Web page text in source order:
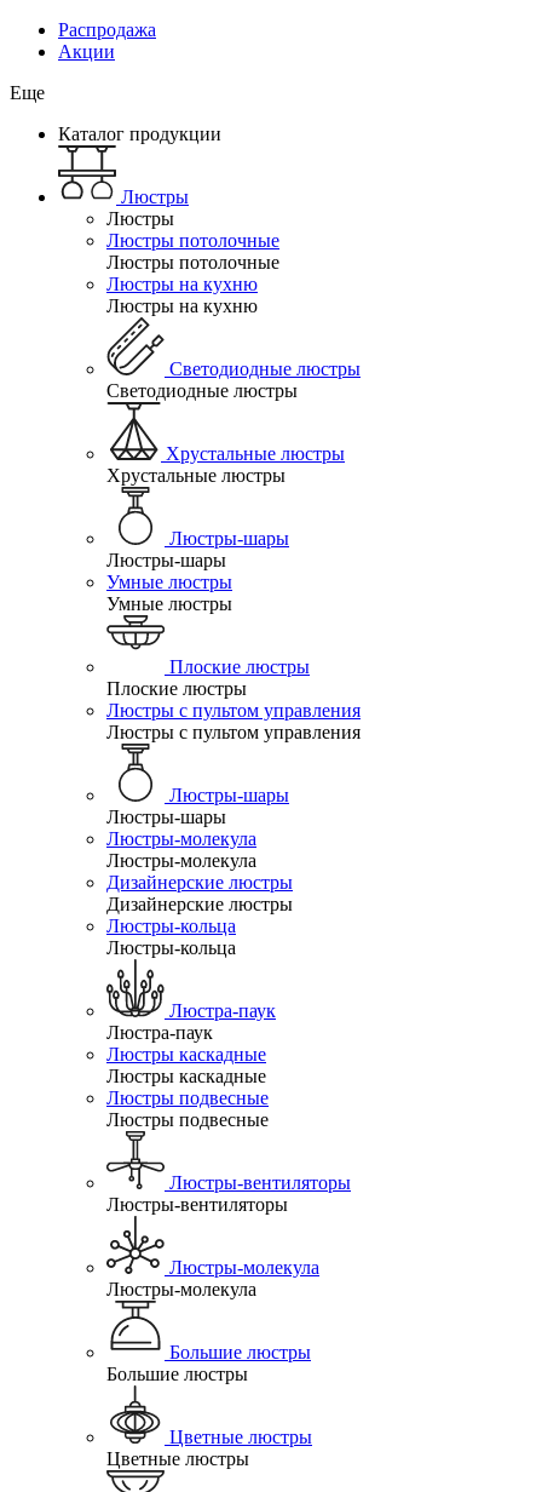
Распродажа
Акции
Еще
Каталог продукции
Люстры
Люстры
Люстры потолочные
Люстры потолочные
Люстры на кухню
Люстры на кухню
Светодиодные люстры
Светодиодные люстры
Хрустальные люстры
Хрустальные люстры
Люстры-шары
Люстры-шары
Умные люстры
Умные люстры
Плоские люстры
Плоские люстры
Люстры с пультом управления
Люстры с пультом управления
Люстры-шары
Люстры-шары
Люстры-молекула
Люстры-молекула
Дизайнерские люстры
Дизайнерские люстры
Люстры-кольца
Люстры-кольца
Люстра-паук
Люстра-паук
Люстры каскадные
Люстры каскадные
Люстры подвесные
Люстры подвесные
Люстры-вентиляторы
Люстры-вентиляторы
Люстры-молекула
Люстры-молекула
Большие люстры
Большие люстры
Цветные люстры
Цветные люстры